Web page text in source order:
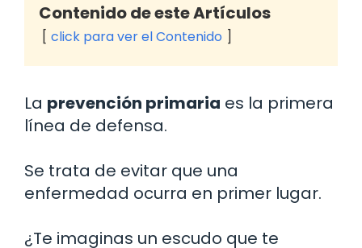
Contenido de este Artículos
click para ver el Contenido
La prevención primaria es la primera
línea de defensa.
Se trata de evitar que una
enfermedad ocurra en primer lugar.
¿Te imaginas un escudo que te